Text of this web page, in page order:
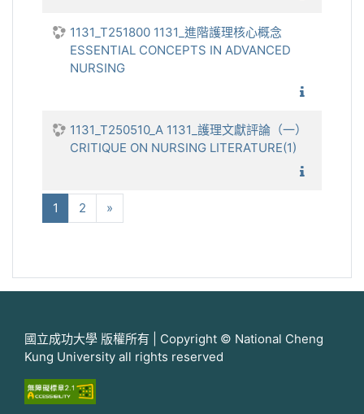
1131_T251800 1131_進階護理核心概念
ESSENTIAL CONCEPTS IN ADVANCED
NURSING
1131_T250510_A 1131_護理文獻評論（一）
CRITIQUE ON NURSING LITERATURE(1)
1 (current)
2 »
國立成功大學 版權所有 | Copyright © National Cheng
Kung University all rights reserved